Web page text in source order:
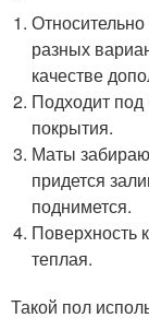
разных
качестве
Подходит под
покрытия.
Маты
придется
поднимется.
Поверхность
теплая.
Такой пол